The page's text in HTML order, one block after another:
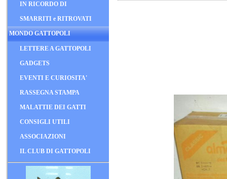
IN RICORDO DI
SMARRITI e RITROVATI
MONDO GATTOPOLI
LETTERE A GATTOPOLI
GADGETS
EVENTI E CURIOSITA'
RASSEGNA STAMPA
MALATTIE DEI GATTI
CONSIGLI UTILI
ASSOCIAZIONI
IL CLUB DI GATTOPOLI